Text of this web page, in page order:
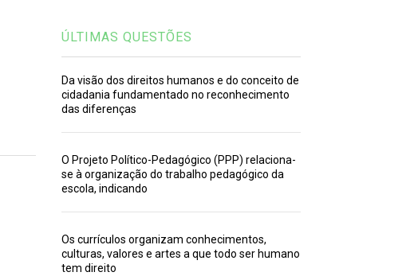
ÚLTIMAS QUESTÕES
Da visão dos direitos humanos e do conceito de
cidadania fundamentado no reconhecimento
das diferenças
O Projeto Político-Pedagógico (PPP) relaciona-
se à organização do trabalho pedagógico da
escola, indicando
Os currículos organizam conhecimentos,
culturas, valores e artes a que todo ser humano
tem direito